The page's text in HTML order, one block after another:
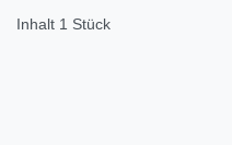
Inhalt 1 Stück